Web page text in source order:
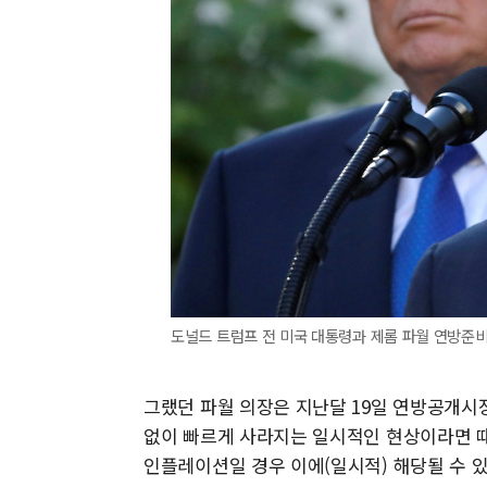
도널드 트럼프 전 미국 대통령과 제롬 파월 연방
그랬던 파월 의장은 지난달 19일 연방공개
없이 빠르게 사라지는 일시적인 현상이라면
인플레이션일 경우 이에(일시적) 해당될 수